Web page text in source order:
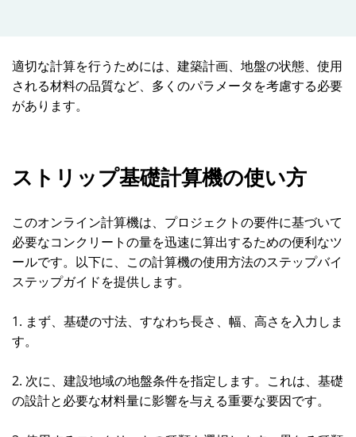
適切な計算を行うためには、建築計画、地盤の状態、使用
される材料の品質など、多くのパラメータを考慮する必要
があります。
ストリップ基礎計算機の使い方
このオンライン計算機は、プロジェクトの要件に基づいて
必要なコンクリートの量を迅速に算出するための便利なツ
ールです。以下に、この計算機の使用方法のステップバイ
ステップガイドを提供します。
1. まず、基礎の寸法、すなわち長さ、幅、高さを入力しま
す。
2. 次に、建設地域の地盤条件を指定します。これは、基礎
の設計と必要な材料量に影響を与える重要な要因です。